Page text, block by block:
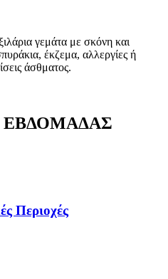
γεμάτα με σκόνη και
έκζεμα, αλλεργίες ή
άσθματος.
ΕΒΔΟΜΑΔΑΣ
Περιοχές